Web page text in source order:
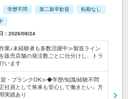
学歴不問 第二新卒歓迎 転勤なし
：2026/08/24
業♪未経験者も多数活躍中≫製造ライン
販売店舗の発注数ごとに仕分けし、トラ
います
・ブランクOK≫◆学歴/知識/経験不問
社員として将来も安心して働きたい』方
実績あり